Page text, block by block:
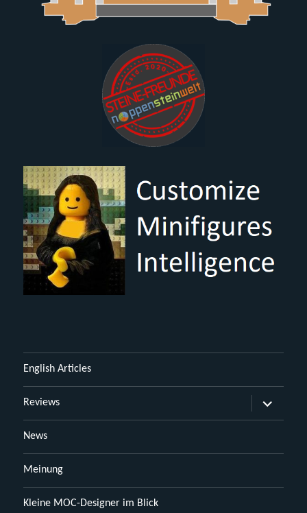
English Articles
Reviews
öffnen
News
Meinung
Kleine MOC-Designer im Blick